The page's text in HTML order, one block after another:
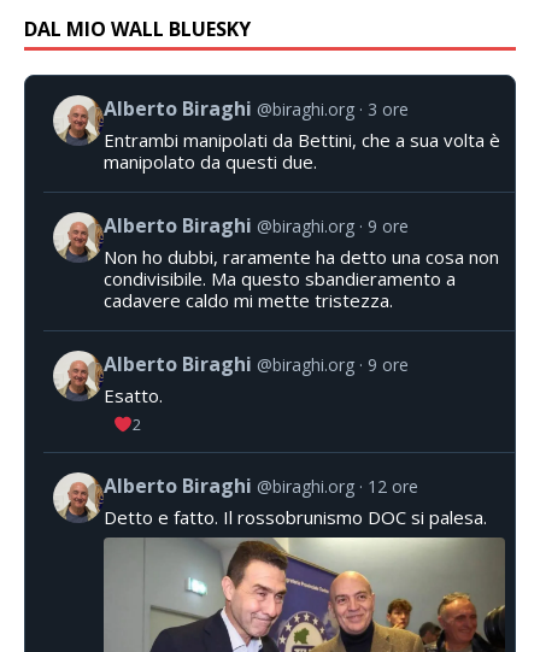
DAL MIO WALL BLUESKY
Alberto Biraghi @biraghi.org 3 ore
Entrambi manipolati da Bettini, che a sua volta è
manipolato da questi due.
Alberto Biraghi @biraghi.org 9 ore
Non ho dubbi, raramente ha detto una cosa non
condivisibile. Ma questo sbandieramento a
cadavere caldo mi mette tristezza.
Alberto Biraghi @biraghi.org 9 ore
Esatto.
2
Alberto Biraghi @biraghi.org 12 ore
Detto e fatto. Il rossobrunismo DOC si palesa.